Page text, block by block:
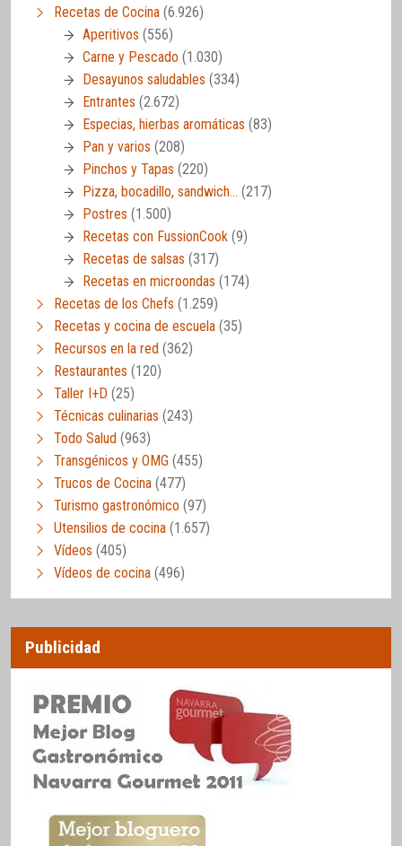
Recetas de Cocina (6.926)
Aperitivos (556)
Carne y Pescado (1.030)
Desayunos saludables (334)
Entrantes (2.672)
Especias, hierbas aromáticas (83)
Pan y varios (208)
Pinchos y Tapas (220)
Pizza, bocadillo, sandwich… (217)
Postres (1.500)
Recetas con FussionCook (9)
Recetas de salsas (317)
Recetas en microondas (174)
Recetas de los Chefs (1.259)
Recetas y cocina de escuela (35)
Recursos en la red (362)
Restaurantes (120)
Taller I+D (25)
Técnicas culinarias (243)
Todo Salud (963)
Transgénicos y OMG (455)
Trucos de Cocina (477)
Turismo gastronómico (97)
Utensilios de cocina (1.657)
Vídeos (405)
Vídeos de cocina (496)
Publicidad